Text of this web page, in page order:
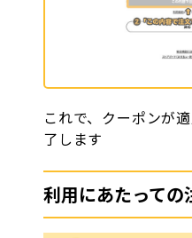
これで、クーポンが
了します
利用にあたっての